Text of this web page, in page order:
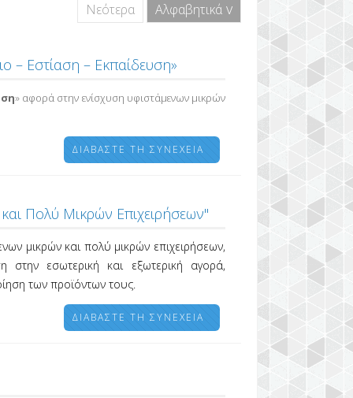
Νεότερα Αλφαβητικά
– Εστίαση – Εκπαίδευση»
» αφορά στην ενίσχυση υφιστάμενων μικρών
ΔΙΑΒΆΣΤΕ ΤΗ ΣΥΝΈΧΕΙΑ
Πολύ Μικρών Επιχειρήσεων"
μικρών και πολύ μικρών επιχειρήσεων,
στην εσωτερική και εξωτερική αγορά,
των προϊόντων τους.
ΔΙΑΒΆΣΤΕ ΤΗ ΣΥΝΈΧΕΙΑ